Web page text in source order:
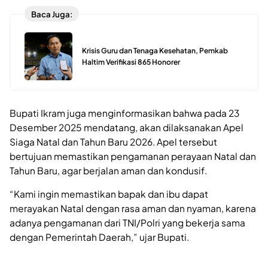
Baca Juga:
Krisis Guru dan Tenaga Kesehatan, Pemkab
Haltim Verifikasi 865 Honorer
Bupati Ikram juga menginformasikan bahwa pada 23
Desember 2025 mendatang, akan dilaksanakan Apel
Siaga Natal dan Tahun Baru 2026. Apel tersebut
bertujuan memastikan pengamanan perayaan Natal dan
Tahun Baru, agar berjalan aman dan kondusif.
“Kami ingin memastikan bapak dan ibu dapat
merayakan Natal dengan rasa aman dan nyaman, karena
adanya pengamanan dari TNI/Polri yang bekerja sama
dengan Pemerintah Daerah,” ujar Bupati.